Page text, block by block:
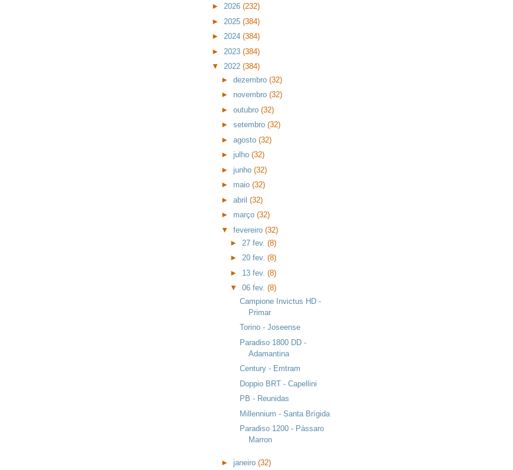
► 2026 (232)
► 2025 (384)
► 2024 (384)
► 2023 (384)
▼ 2022 (384)
► dezembro (32)
► novembro (32)
► outubro (32)
► setembro (32)
► agosto (32)
► julho (32)
► junho (32)
► maio (32)
► abril (32)
► março (32)
▼ fevereiro (32)
► 27 fev.(8)
►20 fev.(8)
► 13 fev.(8)
▼06 fev.(8)
Campione Invictus HD -
Primar
Torino - Joseense
Paradiso 1800 DD -
Adamantina
Century - Emtram
Doppio BRT - Capellini
PB - Reunidas
Millennium - Santa Brígida
Paradiso 1200 - Pássaro
Marron
► janeiro (32)